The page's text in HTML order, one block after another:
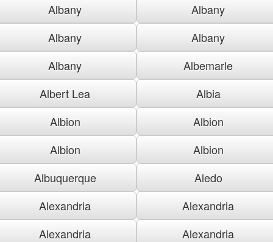
Albany
Albany
Albany
Albany
Albany
Albemarle
Albert Lea
Albia
Albion
Albion
Albion
Albion
Albuquerque
Aledo
Alexandria
Alexandria
Alexandria
Alexandria